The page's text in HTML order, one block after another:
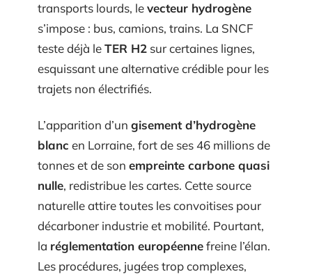
transports lourds, levecteur hydrogène
s’impose : bus, camions, trains. La SNCF
teste déjà leTER H2 sur certaines lignes,
esquissant une alternative crédible pour les
trajets non électrifiés.
L’apparition d’un gisement d’hydrogène
blanc en Lorraine, fort de ses 46 millions de
tonnes et de son empreinte carbone quasi
nulle, redistribue les cartes. Cette source
naturelle attire toutes les convoitises pour
décarboner industrie et mobilité. Pourtant,
la réglementation européennefreine l’élan.
Les procédures, jugées trop complexes,